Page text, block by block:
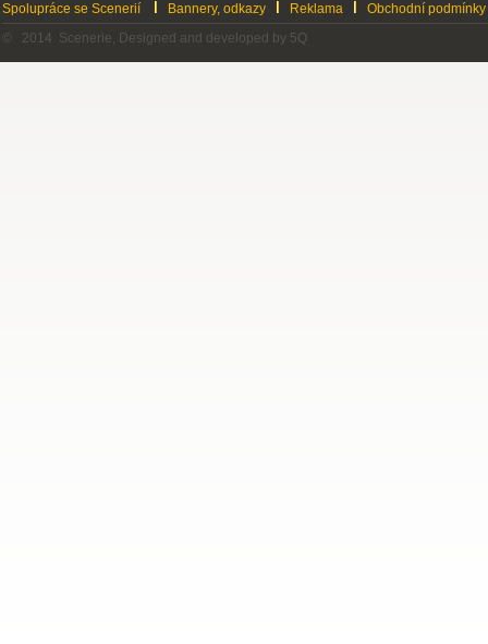
Spolupráce se Scenerií Bannery, odkazy Reklama
Obchodní podmínky
© 2014 Scenerie, Designed and developed by 5Q